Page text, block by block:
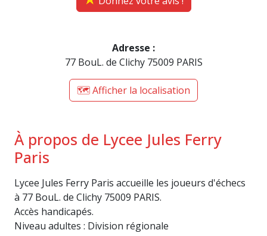
Adresse :
77 BouL. de Clichy 75009 PARIS
🗺️ Afficher la localisation
À propos de Lycee Jules Ferry
Paris
Lycee Jules Ferry Paris accueille les joueurs d'échecs
à 77 BouL. de Clichy 75009 PARIS.
Accès handicapés.
Niveau adultes : Division régionale